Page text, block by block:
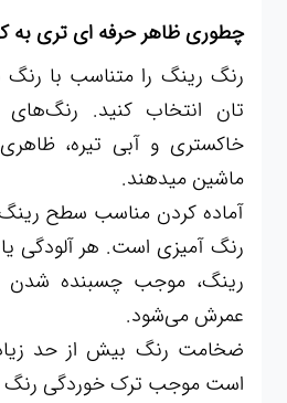
چطوری ظاهر حرفه ای تری به
رنگ رینگ را متناسب با رنگ
تان انتخاب کنید.
خاکستری و آبی تیره،
ماشین میدهند.
آماده کردن مناسب سطح
رنگ آمیزی است. هر آلودگی
رینگ، موجب چسبنده
عمرش می‌شود.
ضخامت رنگ بیش از حد
است موجب ترک خوردگی